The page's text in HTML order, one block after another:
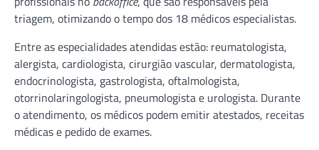
triagem, otimizando o tempo dos 18 médicos especialistas.
Entre as especialidades atendidas estão: reumatologista,
alergista, cardiologista, cirurgião vascular, dermatologista,
endocrinologista, gastrologista, oftalmologista,
otorrinolaringologista, pneumologista e urologista. Durante
o atendimento, os médicos podem emitir atestados, receitas
médicas e pedido de exames.